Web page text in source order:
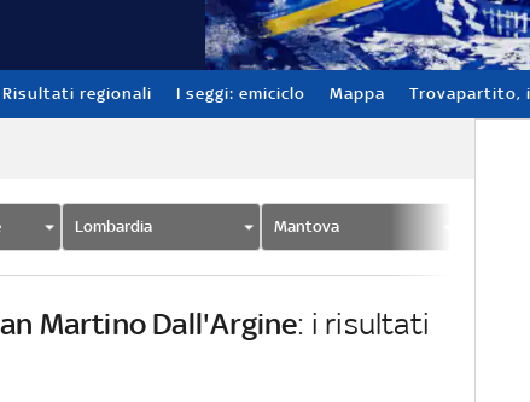
Risultati regionali I seggi: emiciclo Mappa Trovapartito,
Lombardia Mantova
Martino Dall'Argine: i risultati